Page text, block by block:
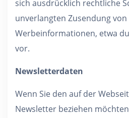
sich ausdrücklich rechtliche
unverlangten Zusendung von
Werbeinformationen, etwa
vor.
Newsletterdaten
Wenn Sie den auf der
Newsletter beziehen